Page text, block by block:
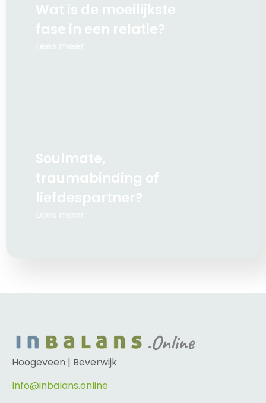
Wat is de moeilijkste
fase in een relatie?
Lees meer
Soulmate,
traumabinding of
liefdespartner?
Lees meer
Hoogeveen | Beverwijk
Info@inbalans.online